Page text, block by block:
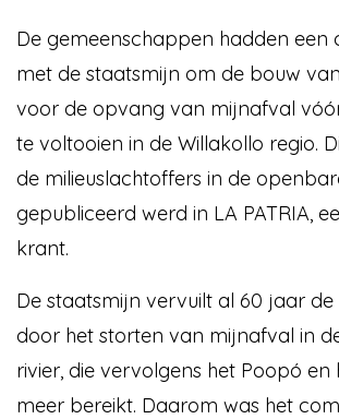
De gemeenschappen hadden een
met de staatsmijn om de bouw
voor de opvang van mijnafval
te voltooien in de Willakollo regio.
de milieuslachtoffers in de
gepubliceerd werd in LA PATRIA,
krant.
De staatsmijn vervuilt al 60 jaar de
door het storten van mijnafval in
rivier, die vervolgens het Poopó en
meer bereikt. Daarom was het